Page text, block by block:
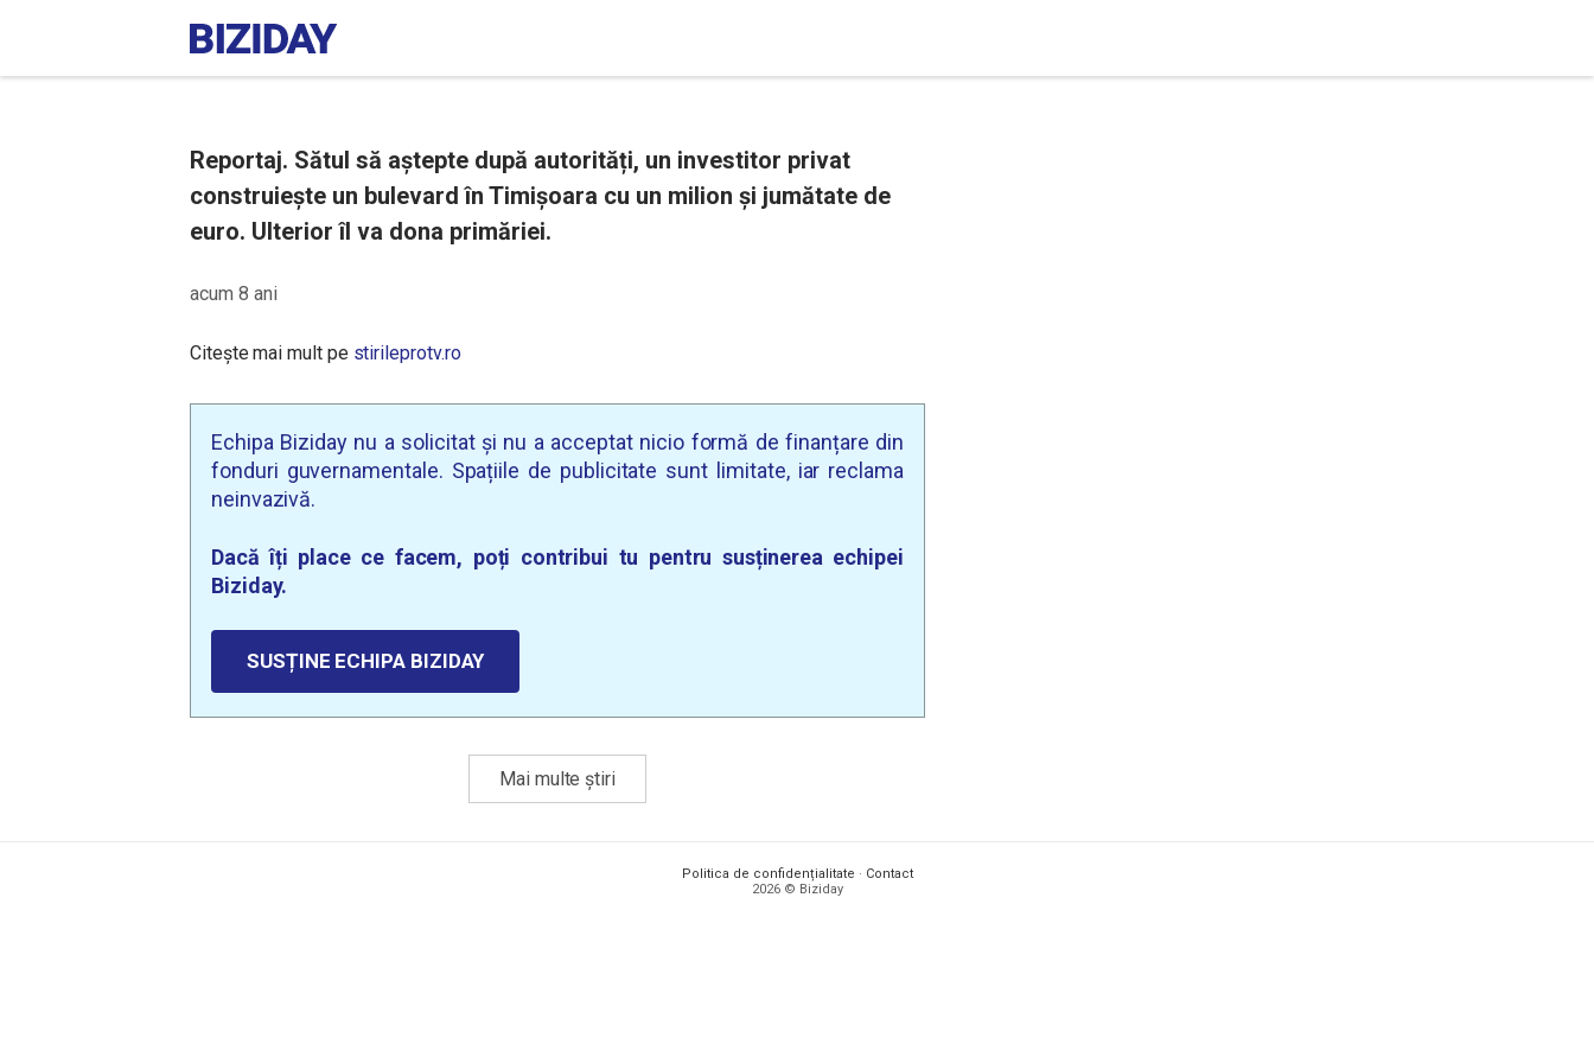
Reportaj. Sătul să aștepte după autorități, un investitor privat
construiește un bulevard în Timișoara cu un milion și jumătate de
euro. Ulterior îl va dona primăriei.
acum 8 ani
Citește mai mult pe stirileprotv.ro
Echipa Biziday nu a solicitat și nu a acceptat nicio formă de finanțare din
fonduri guvernamentale. Spațiile de publicitate sunt limitate, iar reclama
neinvazivă.
Dacă îți place ce facem, poți contribui tu pentru susținerea echipei
Biziday.
SUSȚINE ECHIPA BIZIDAY
Mai multe știri
Politica de confidențialitate · Contact
2026 © Biziday